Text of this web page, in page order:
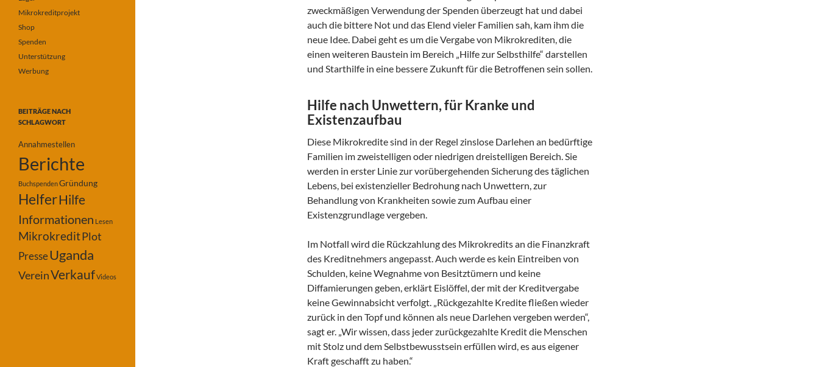
zweckmäßigen Verwendung der Spenden überzeugt hat und dabei
auch die bittere Not und das Elend vieler Familien sah, kam ihm die
neue Idee. Dabei geht es um die Vergabe von Mikrokrediten, die
einen weiteren Baustein im Bereich „Hilfe zur Selbsthilfe“ darstellen
und Starthilfe in eine bessere Zukunft für die Betroffenen sein sollen.
Hilfe nach Unwettern, für Kranke und
Existenzaufbau
Diese Mikrokredite sind in der Regel zinslose Darlehen an bedürftige
Familien im zweistelligen oder niedrigen dreistelligen Bereich. Sie
werden in erster Linie zur vorübergehenden Sicherung des täglichen
Lebens, bei existenzieller Bedrohung nach Unwettern, zur
Behandlung von Krankheiten sowie zum Aufbau einer
Existenzgrundlage vergeben.
Im Notfall wird die Rückzahlung des Mikrokredits an die Finanzkraft
des Kreditnehmers angepasst. Auch werde es kein Eintreiben von
Schulden, keine Wegnahme von Besitztümern und keine
Diffamierungen geben, erklärt Eislöffel, der mit der Kreditvergabe
keine Gewinnabsicht verfolgt. „Rückgezahlte Kredite fließen wieder
zurück in den Topf und können als neue Darlehen vergeben werden“,
sagt er. „Wir wissen, dass jeder zurückgezahlte Kredit die Menschen
mit Stolz und dem Selbstbewusstsein erfüllen wird, es aus eigener
Kraft geschafft zu haben.“
Mikrokreditprojekt
Shop
Spenden
Unterstützung
Werbung
BEITRÄGE NACH
SCHLAGWORT
Annahmestellen
Berichte
BuchspendenGründung
HelferHilfe
Informationen Lesen
MikrokreditPlot
PresseUganda
VereinVerkaufVideos